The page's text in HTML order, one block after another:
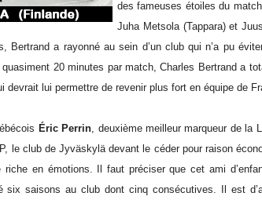
des fameuses étoiles du
Juha Metsola (Tappara) et
Bertrand a rayonné au sein d’un club qui n’a pu
quasiment 20 minutes par match, Charles Bertrand a
devrait lui permettre de revenir plus fort en équipe de
Éric Perrin, deuxième meilleur marqueur de la
le club de Jyväskylä devant le céder pour raison
riche en émotions. Il faut préciser que cet ami
six saisons au club dont cinq consécutives. Il est